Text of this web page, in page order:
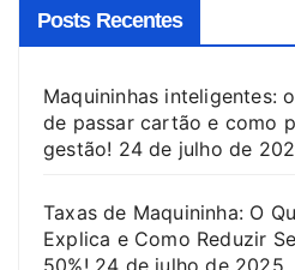
Posts Recentes
Maquininhas inteligentes:
de passar cartão e como
gestão! 24 de julho de
Taxas de Maquininha: O
Explica e Como Reduzir